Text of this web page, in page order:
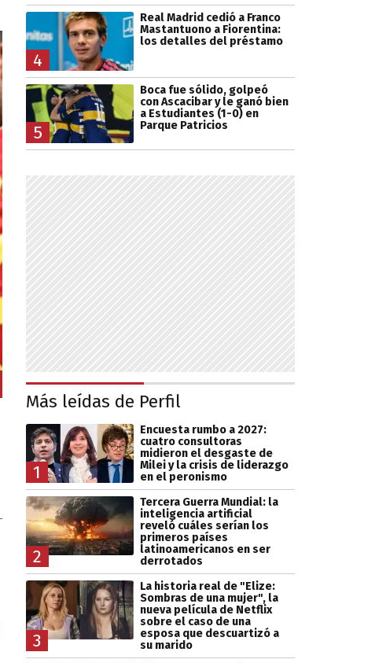
4
Real Madrid cedió a Franco
Mastantuono a Fiorentina:
los detalles del préstamo
5
Boca fue sólido, golpeó
con Ascacibar y le ganó bien
a Estudiantes (1-0) en
Parque Patricios
Más leídas de Perfil
1
Encuesta rumbo a 2027:
cuatro consultoras
midieron el desgaste de
Milei y la crisis de liderazgo
en el peronismo
2
Tercera Guerra Mundial: la
inteligencia artificial
reveló cuáles serían los
primeros países
latinoamericanos en ser
derrotados
3
La historia real de "Elize:
Sombras de una mujer", la
nueva película de Netflix
sobre el caso de una
esposa que descuartizó a
su marido